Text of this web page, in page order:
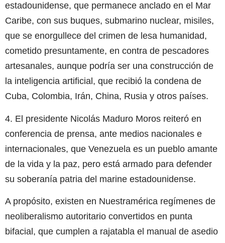
estadounidense, que permanece anclado en el Mar
Caribe, con sus buques, submarino nuclear, misiles,
que se enorgullece del crimen de lesa humanidad,
cometido presuntamente, en contra de pescadores
artesanales, aunque podría ser una construcción de
la inteligencia artificial, que recibió la condena de
Cuba, Colombia, Irán, China, Rusia y otros países.
4. El presidente Nicolás Maduro Moros reiteró en
conferencia de prensa, ante medios nacionales e
internacionales, que Venezuela es un pueblo amante
de la vida y la paz, pero está armado para defender
su soberanía patria del marine estadounidense.
A propósito, existen en Nuestramérica regímenes de
neoliberalismo autoritario convertidos en punta
bifacial, que cumplen a rajatabla el manual de asedio